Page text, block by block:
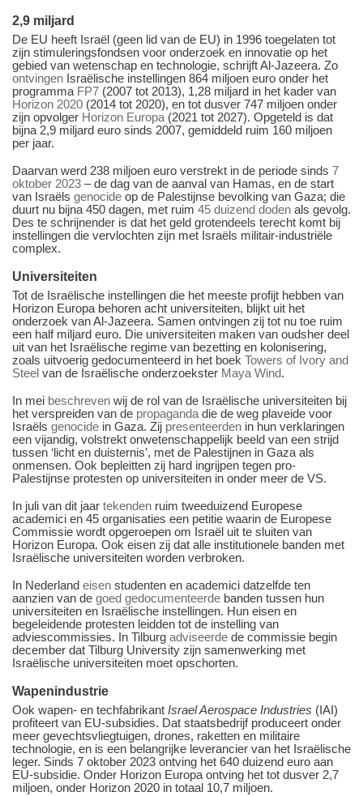
2,9 miljard
De EU heeft Israël (geen lid van de EU) in 1996 toegelaten tot
zijn stimuleringsfondsen voor onderzoek en innovatie op het
gebied van wetenschap en technologie, schrijft Al-Jazeera. Zo
ontvingen Israëlische instellingen 864 miljoen euro onder het
programma FP7 (2007 tot 2013), 1,28 miljard in het kader van
Horizon 2020 (2014 tot 2020), en tot dusver 747 miljoen onder
zijn opvolger Horizon Europa (2021 tot 2027). Opgeteld is dat
bijna 2,9 miljard euro sinds 2007, gemiddeld ruim 160 miljoen
per jaar.
Daarvan werd 238 miljoen euro verstrekt in de periode sinds 7
oktober 2023 – de dag van de aanval van Hamas, en de start
van Israëls genocide op de Palestijnse bevolking van Gaza; die
duurt nu bijna 450 dagen, met ruim 45 duizend doden als gevolg.
Des te schrijnender is dat het geld grotendeels terecht komt bij
instellingen die vervlochten zijn met Israëls militair-industriële
complex.
Universiteiten
Tot de Israëlische instellingen die het meeste profijt hebben van
Horizon Europa behoren acht universiteiten, blijkt uit het
onderzoek van Al-Jazeera. Samen ontvingen zij tot nu toe ruim
een half miljard euro. Die universiteiten maken van oudsher deel
uit van het Israëlische regime van bezetting en kolonisering,
zoals uitvoerig gedocumenteerd in het boek Towers of Ivory and
Steel van de Israëlische onderzoekster Maya Wind.
In mei beschreven wij de rol van de Israëlische universiteiten bij
het verspreiden van de propaganda die de weg plaveide voor
Israëls genocide in Gaza. Zij presenteerden in hun verklaringen
een vijandig, volstrekt onwetenschappelijk beeld van een strijd
tussen ‘licht en duisternis’, met de Palestijnen in Gaza als
onmensen. Ook bepleitten zij hard ingrijpen tegen pro-
Palestijnse protesten op universiteiten in onder meer de VS.
In juli van dit jaar tekenden ruim tweeduizend Europese
academici en 45 organisaties een petitie waarin de Europese
Commissie wordt opgeroepen om Israël uit te sluiten van
Horizon Europa. Ook eisen zij dat alle institutionele banden met
Israëlische universiteiten worden verbroken.
In Nederland eisen studenten en academici datzelfde ten
aanzien van de goed gedocumenteerde banden tussen hun
universiteiten en Israëlische instellingen. Hun eisen en
begeleidende protesten leidden tot de instelling van
adviescommissies. In Tilburg adviseerde de commissie begin
december dat Tilburg University zijn samenwerking met
Israëlische universiteiten moet opschorten.
Wapenindustrie
Ook wapen- en techfabrikant Israel Aerospace Industries (IAI)
profiteert van EU-subsidies. Dat staatsbedrijf produceert onder
meer gevechtsvliegtuigen, drones, raketten en militaire
technologie, en is een belangrijke leverancier van het Israëlische
leger. Sinds 7 oktober 2023 ontving het 640 duizend euro aan
EU-subsidie. Onder Horizon Europa ontving het tot dusver 2,7
miljoen, onder Horizon 2020 in totaal 10,7 miljoen.